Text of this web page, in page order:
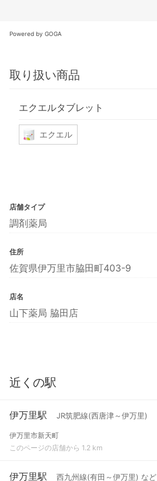
Powered by GOGA
取り扱い商品
エクエルタブレット
エクエル
店舗タイプ
調剤薬局
住所
佐賀県伊万里市脇田町403-9
店名
山下薬局 脇田店
近くの駅
伊万里駅 JR筑肥線(西唐津～伊万里)
伊万里市新天町
このページの店舗から 1.2 km
伊万里駅 西九州線(有田～伊万里) など